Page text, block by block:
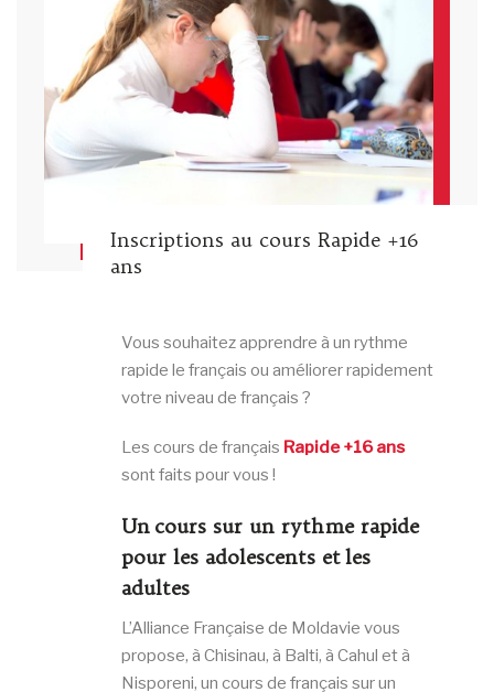
Inscriptions au cours Rapide +16
ans
Vous souhaitez apprendre à un rythme
rapide le français ou améliorer rapidement
votre niveau de français ?
Les cours de français Rapide +16 ans
sont faits pour vous !
Un cours sur un rythme rapide
pour les adolescents et les
adultes
L’Alliance Française de Moldavie vous
propose, à Chisinau, à Balti, à Cahul et à
Nisporeni, un cours de français sur un